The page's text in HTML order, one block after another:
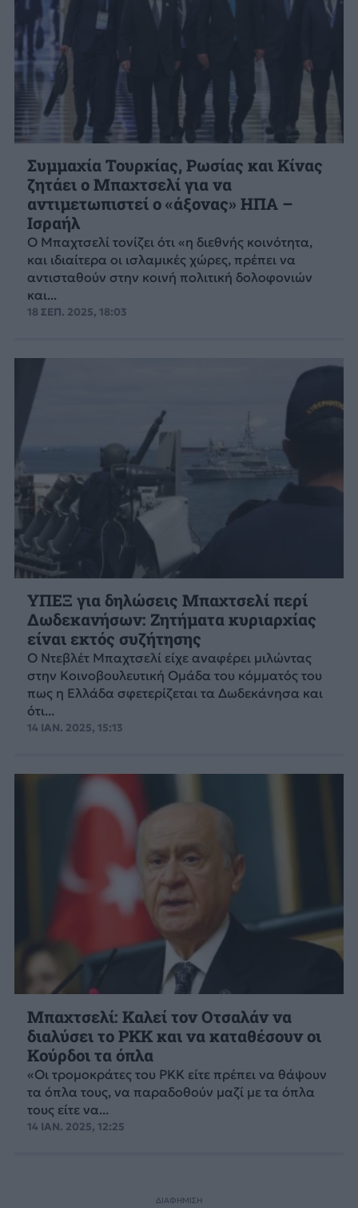
Συμμαχία Τουρκίας, Ρωσίας και Κίνας
ζητάει ο Μπαχτσελί για να
αντιμετωπιστεί ο «άξονας» ΗΠΑ –
Ισραήλ
Ο Μπαχτσελί τονίζει ότι «η διεθνής κοινότητα,
και ιδιαίτερα οι ισλαμικές χώρες, πρέπει να
αντισταθούν στην κοινή πολιτική δολοφονιών
και...
18 ΣΕΠ. 2025, 18:03
ΥΠΕΞ για δηλώσεις Μπαχτσελί περί
Δωδεκανήσων: Ζητήματα κυριαρχίας
είναι εκτός συζήτησης
Ο Ντεβλέτ Μπαχτσελί είχε αναφέρει μιλώντας
στην Κοινοβουλευτική Ομάδα του κόμματός του
πως η Ελλάδα σφετερίζεται τα Δωδεκάνησα και
ότι...
14 ΙΑΝ. 2025, 15:13
Μπαχτσελί: Καλεί τον Οτσαλάν να
διαλύσει το PKK και να καταθέσουν οι
Κούρδοι τα όπλα
«Οι τρομοκράτες του PKK είτε πρέπει να θάψουν
τα όπλα τους, να παραδοθούν μαζί με τα όπλα
τους είτε να...
14 ΙΑΝ. 2025, 12:25
ΔΙΑΦΗΜΙΣΗ